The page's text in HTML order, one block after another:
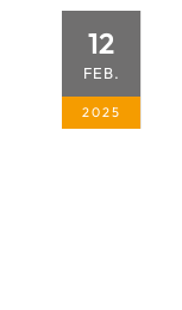
12
FEB.
2025